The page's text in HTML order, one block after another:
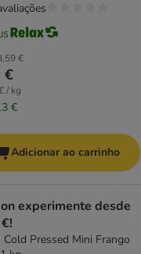
€
€
/ kg
€
Adicionar ao carrinho
experimente desde
Cold Pressed Mini Frango